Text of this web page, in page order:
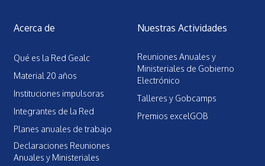
Acerca de
Qué es la Red Gealc
Material 20 años
Instituciones impulsoras
Integrantes de la Red
Planes anuales de trabajo
Declaraciones Reuniones
Anuales y Ministeriales
Nuestras Actividades
Reuniones Anuales y
Ministeriales de Gobierno
Electrónico
Talleres y Gobcamps
Premios excelGOB